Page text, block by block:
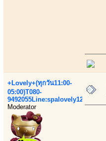
+Lovely+(ทุกวัน11:00-
05:00)T080-
9492055Line:spalovely123
Moderator